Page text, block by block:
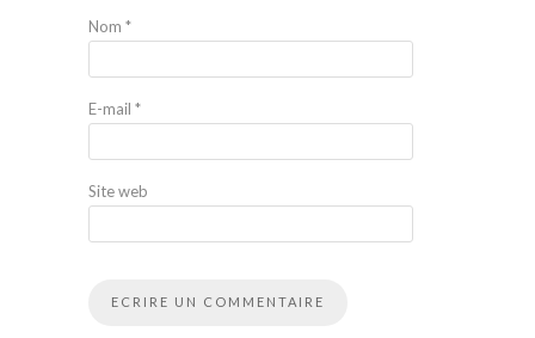
Nom *
E-mail *
Site web